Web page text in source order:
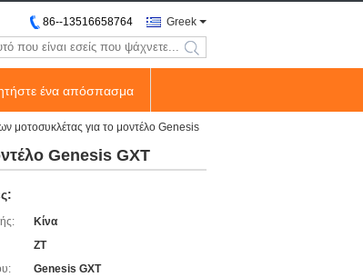
Greek
86--13516658764
search
ένα απόσπασμα
μοτοσυκλέτας για το μοντέλο Genesis
Genesis GXT
Κίνα
ZT
Genesis GXT